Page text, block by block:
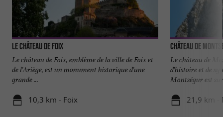
Le château de Foix
Le château de Foix, emblème de la ville de Foix et
de l'Ariège, est un monument historique d'une
grande ...
10,3 km - Foix
Château de
Le château de
d'histoire et de
Montségur est
21,9 km -